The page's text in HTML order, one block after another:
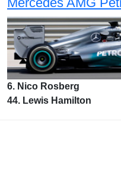
6. Nico Rosberg
44. Lewis Hamilton